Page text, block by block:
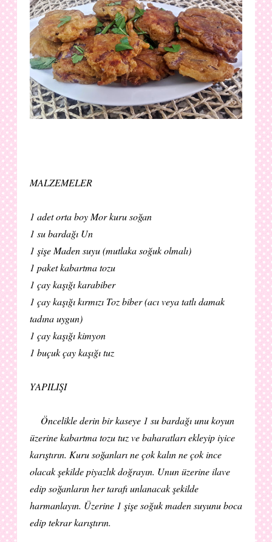
MALZEMELER
1 adet orta boy Mor kuru soğan
1 su bardağı Un
1 şişe Maden suyu (mutlaka soğuk olmalı)
1 paket kabartma tozu
1 çay kaşığı karabiber
1 çay kaşığı kırmızı Toz biber (acı veya tatlı damak
tadına uygun)
1 çay kaşığı kimyon
1 buçuk çay kaşığı tuz
YAPILIŞI
Öncelikle derin bir kaseye 1 su bardağı unu koyun
üzerine kabartma tozu tuz ve baharatları ekleyip iyice
karıştırın. Kuru soğanları ne çok kalın ne çok ince
olacak şekilde piyazlık doğrayın. Unun üzerine ilave
edip soğanların her tarafı unlanacak şekilde
harmanlayın. Üzerine 1 şişe soğuk maden suyunu boca
edip tekrar karıştırın.